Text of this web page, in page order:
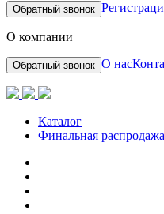
Обратный звонок
О компании
Обратный звонок О нас
Каталог
Финальная распродажа